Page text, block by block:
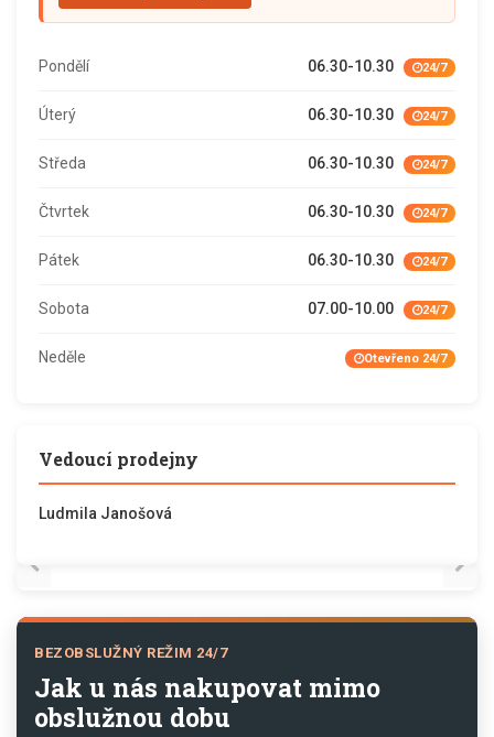
Pondělí 06.30-10.30 24/7
Úterý 06.30-10.30 24/7
Středa 06.30-10.30 24/7
Čtvrtek 06.30-10.30 24/7
Pátek 06.30-10.30 24/7
Sobota 07.00-10.00 24/7
Neděle Otevřeno 24/7
Vedoucí prodejny
Ludmila Janošová
BEZOBSLUŽNÝ REŽIM 24/7
Jak u nás nakupovat mimo
obslužnou dobu